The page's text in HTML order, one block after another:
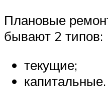
Плановые
бывают 2 типов:
текущие;
капитальные.